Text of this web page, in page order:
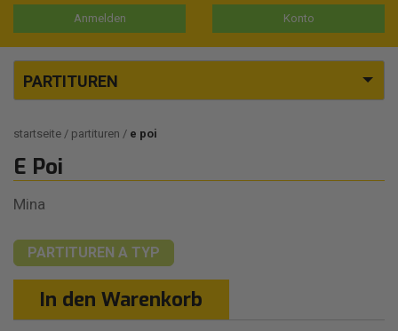
Anmelden Konto
PARTITUREN
startseite partituren e poi
E Poi
Mina
PARTITUREN A TYP
In den Warenkorb